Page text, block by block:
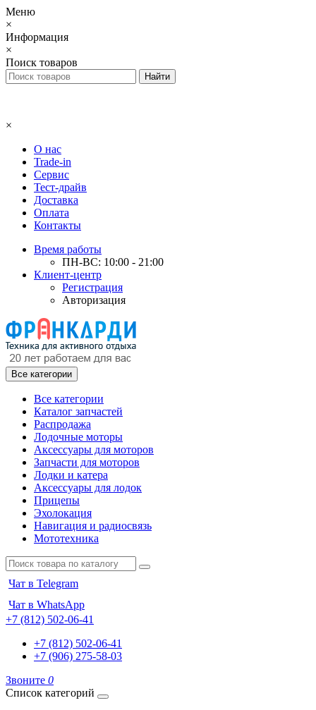
Меню
×
Информация
×
Поиск товаров
×
О нас
Trade-in
Сервис
Тест-драйв
Доставка
Оплата
Контакты
Время работы
ПН-ВС: 10:00 - 21:00
Клиент-центр
Регистрация
Авторизация
Все категории
Все категории
Каталог запчастей
Распродажа
Лодочные моторы
Аксессуары для моторов
Запчасти для моторов
Лодки и катера
Аксессуары для лодок
Прицепы
Эхолокация
Навигация и радиосвязь
Мототехника
Чат в Telegram
Чат в WhatsApp
+7 (812) 502-06-41
+7 (812) 502-06-41
+7 (906) 275-58-03
Звоните 0
Список категорий